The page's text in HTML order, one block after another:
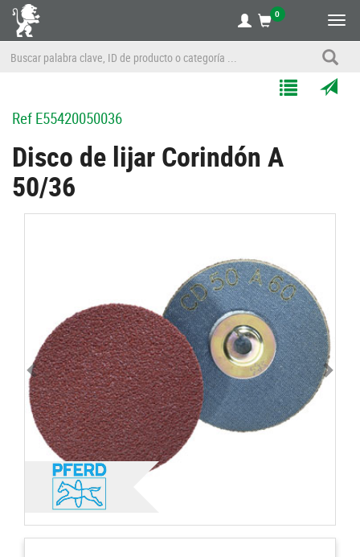
0
Listas
RefE55420050036
Disco de lijar Corindón A
50/36